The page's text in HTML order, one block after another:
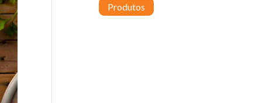
Produtos